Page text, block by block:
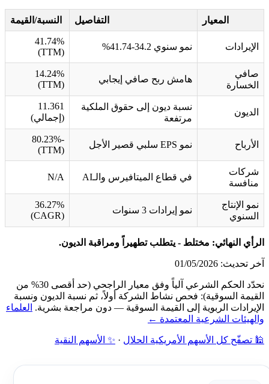
المعيار التفاصيل النسبة/القيمة
الإيرادات نمو سنوي 34.2-41.74%
41.74%
(TTM)
صافي
الخسارة
هامش ربح صافي إيجابي
14.24%
(TTM)
الديون
نسبة ديون إلى حقوق الملكية
مرتفعة
11.361
(إجمالي)
الأرباح نمو EPS سلبي قصير الأجل
-80.23%
(TTM)
شركات
منافسة
في قطاع الميتافيرس والـAI N/A
نمو الإنتاج
السنوي
نمو إيرادات 3 سنوات
36.27%
(CAGR)
الرأي النهائي: مختلط - يتطلب تطهيراً ومراقبة الديون.
آخر تحديث: 01/05/2026
نحدّد الحكم الشرعي آلياً وفق معيار الراجحي (حد أقصى 30% من
القيمة السوقية): فحص نشاط الشركة أولاً، ثم نسبة الديون ونسبة
الإيرادات الربوية إلى القيمة السوقية — دون مراجعة بشرية. العلماء
والهيئات الشرعية المعتمدة ←
🕌 تصفّح كل الأسهم الأمريكية الحلال · ✨ الأسهم النقية